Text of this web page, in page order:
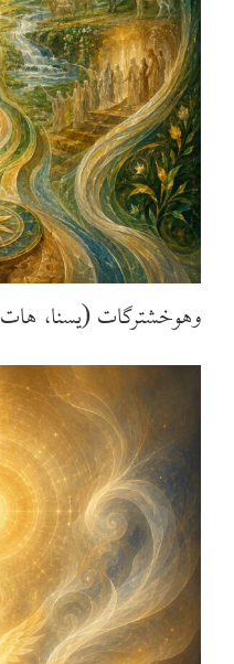
وهوخشترگات (یسنا، هات ۵۱)